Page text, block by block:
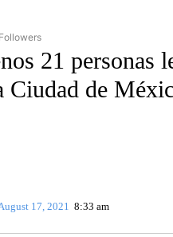
- CNN" TO RECEIVE
21 personas
Ciudad de
"" TO RECEIVE NOTIFICATIONS ABOUT
17, 2021 8:33 am